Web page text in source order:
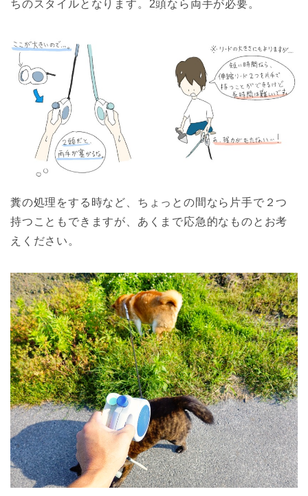
ちのスタイルとなります。2頭なら両手が必要。
糞の処理をする時など、ちょっとの間なら片手で２つ
持つこともできますが、あくまで応急的なものとお考
えください。